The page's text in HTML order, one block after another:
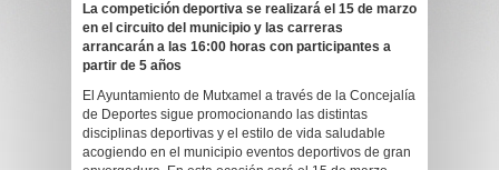
La competición deportiva se realizará el 15 de marzo
en el circuito del municipio y las carreras
arrancarán a las 16:00 horas con participantes a
partir de 5 años
El Ayuntamiento de Mutxamel a través de la Concejalía
de Deportes sigue promocionando las distintas
disciplinas deportivas y el estilo de vida saludable
acogiendo en el municipio eventos deportivos de gran